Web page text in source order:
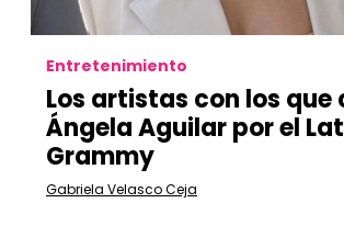
Entretenimiento
Los artistas con los
Ángela Aguilar por el
Grammy
Gabriela Velasco Ceja